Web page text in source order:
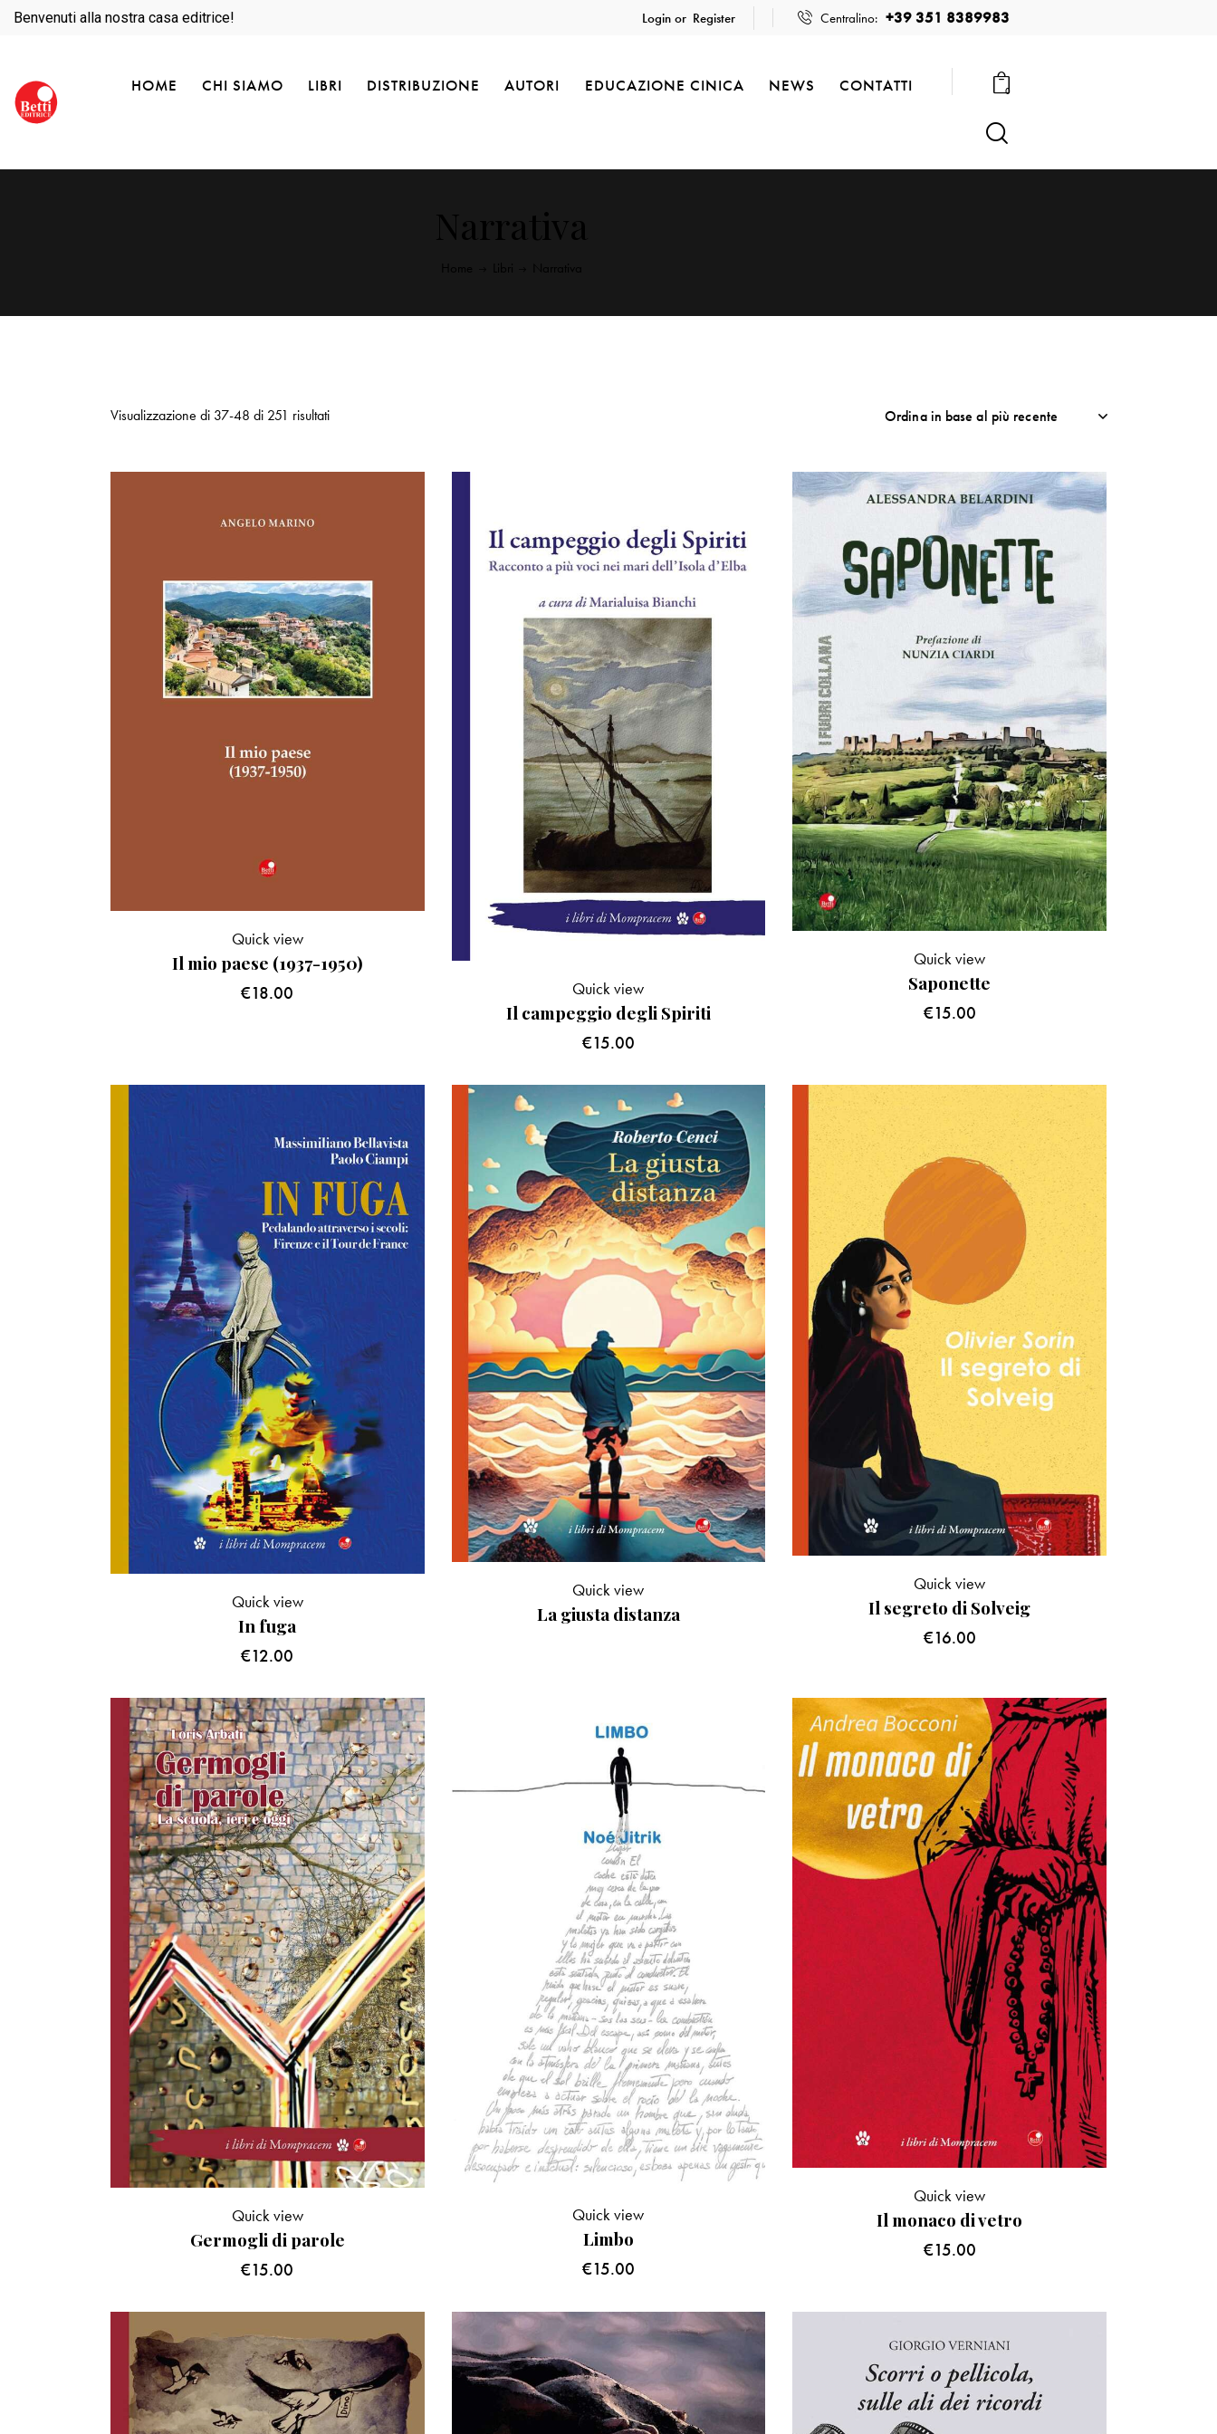
Benvenuti alla nostra casa editrice! Login or Register Centralino: +39 351 8389983
HOME CHI SIAMO LIBRI DISTRIBUZIONE AUTORI EDUCAZIONE CINICA NEWS CONTATTI 0
Visualizzazione di 37-48 di 251 risultati
Il mio paese (1937-1950)
€18.00
Quick view
Il campeggio degli Spiriti
€15.00
Quick view Saponette
€15.00
Quick view
In fuga
€12.00
Quick view La giusta distanza
Quick view
Il segreto di Solveig
€16.00
Quick view
Germogli di parole
€15.00
Quick view
Limbo
€15.00
Quick view Il monaco di vetro
€15.00
Quick view